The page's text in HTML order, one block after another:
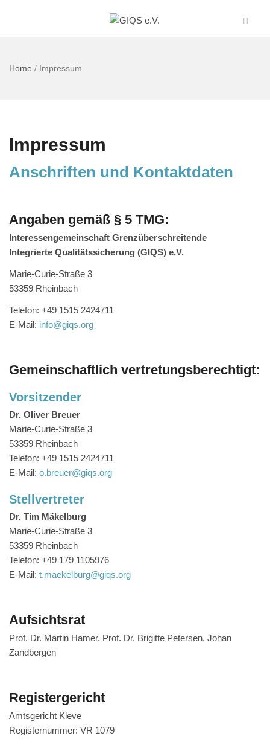
Home / Impressum
Impressum
Anschriften und Kontaktdaten
Angaben gemäß § 5 TMG:
Interessengemeinschaft Grenzüberschreitende
Integrierte Qualitätssicherung (GIQS) e.V.
Marie-Curie-Straße 3
53359 Rheinbach
Telefon: +49 1515 2424711
E-Mail: info@giqs.org
Gemeinschaftlich vertretungsberechtigt:
Vorsitzender
Dr. Oliver Breuer
Marie-Curie-Straße 3
53359 Rheinbach
Telefon: +49 1515 2424711
E-Mail: o.breuer@giqs.org
Stellvertreter
Dr. Tim Mäkelburg
Marie-Curie-Straße 3
53359 Rheinbach
Telefon: +49 179 1105976
E-Mail: t.maekelburg@giqs.org
Aufsichtsrat
Prof. Dr. Martin Hamer, Prof. Dr. Brigitte Petersen, Johan
Zandbergen
Registergericht
Amtsgericht Kleve
Registernummer: VR 1079